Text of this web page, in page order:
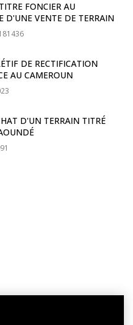
FONCIER AU
D'UNE VENTE DE TERRAIN
DE RECTIFICATION
AU CAMEROUN
D'UN TERRAIN TITRÉ